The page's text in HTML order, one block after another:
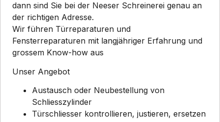
dann sind Sie bei der Neeser Schreinerei genau an
der richtigen Adresse.
Wir führen Türreparaturen und
Fensterreparaturen mit langjähriger Erfahrung und
grossem Know-how aus
Unser Angebot
Austausch oder Neubestellung von
Schliesszylinder
Türschliesser kontrollieren, justieren, ersetzen